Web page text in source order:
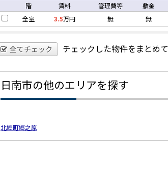
階 賃料 管理費等 敷金
全室
3.5万円 無 無
全てチェック チェックした物件をまとめて
日南市の他のエリアを探す
北郷町郷之原